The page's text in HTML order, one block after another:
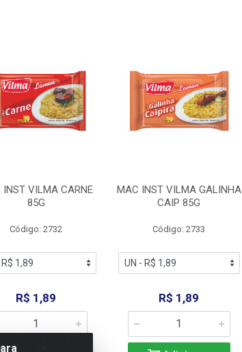
INST VILMA CARNE
85G
Código: 2732
R$ 1,89
MAC INST VILMA GALINHA
CAIP 85G
Código: 2733
R$ 1,89